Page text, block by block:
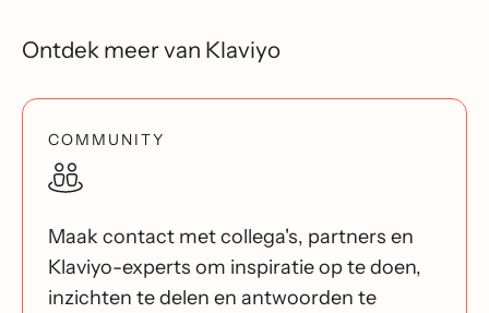
Ontdek meer van Klaviyo
COMMUNITY
Maak contact met collega's, partners en
Klaviyo-experts om inspiratie op te doen,
inzichten te delen en antwoorden te